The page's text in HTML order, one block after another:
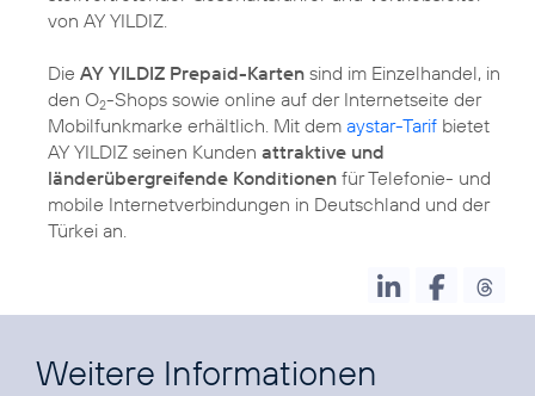
von AY YILDIZ.
Die AY YILDIZ Prepaid-Karten sind im Einzelhandel, in
den O2-Shops sowie online auf der Internetseite der
Mobilfunkmarke erhältlich. Mit dem aystar-Tarif bietet
AY YILDIZ seinen Kunden attraktive und
länderübergreifende Konditionen für Telefonie- und
mobile Internetverbindungen in Deutschland und der
Türkei an.
Weitere Informationen